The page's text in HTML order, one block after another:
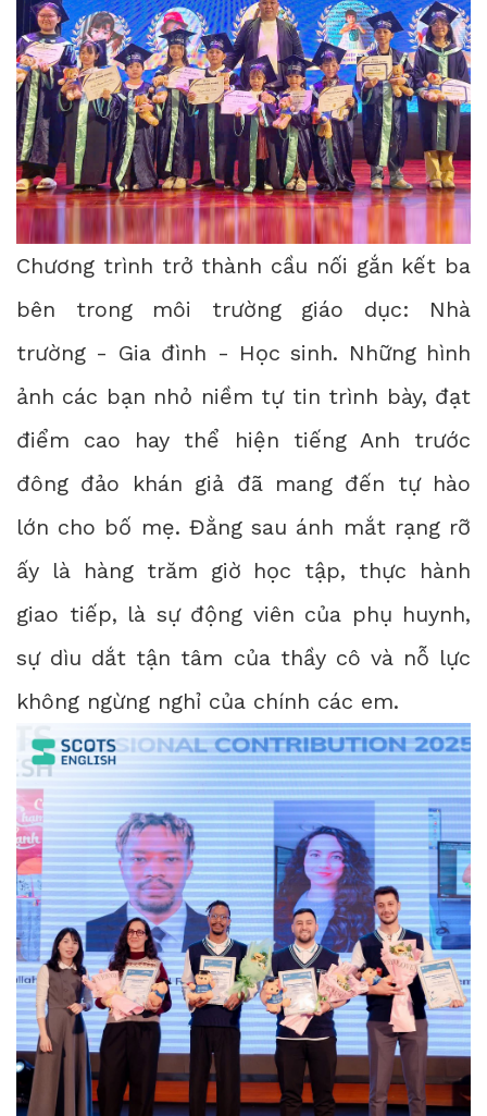
Chương trình trở thành cầu nối gắn kết ba
bên trong môi trường giáo dục: Nhà
trường - Gia đình - Học sinh. Những hình
ảnh các bạn nhỏ niềm tự tin trình bày, đạt
điểm cao hay thể hiện tiếng Anh trước
đông đảo khán giả đã mang đến tự hào
lớn cho bố mẹ. Đằng sau ánh mắt rạng rỡ
ấy là hàng trăm giờ học tập, thực hành
giao tiếp, là sự động viên của phụ huynh,
sự dìu dắt tận tâm của thầy cô và nỗ lực
không ngừng nghỉ của chính các em.